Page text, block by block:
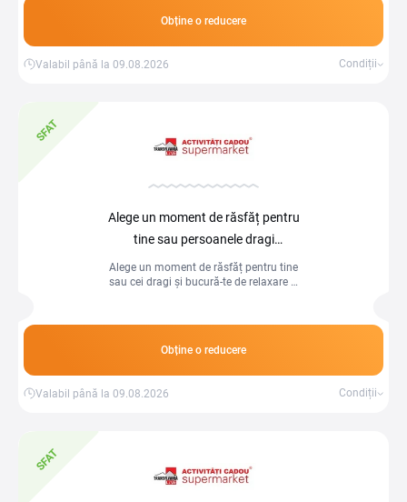
Obține o reducere
Valabil până la 09.08.2026 Condiții
SFAT
Alege un moment de răsfăț pentru
tine sau persoanele dragi
la Activitati cadou
Alege un moment de răsfăț pentru tine
sau cei dragi și bucură-te de relaxare și
Obține o reducere
Valabil până la 09.08.2026 Condiții
SFAT